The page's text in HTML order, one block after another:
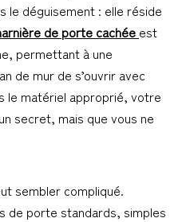
le déguisement : elle réside
de porte cachée est
permettant à une
de mur de s’ouvrir avec
le matériel approprié, votre
secret, mais que vous ne
sembler compliqué.
de porte standards, simples